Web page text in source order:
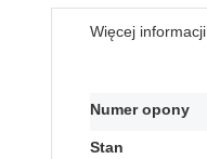
Więcej informacji
Więcej
Numer opony
Stan